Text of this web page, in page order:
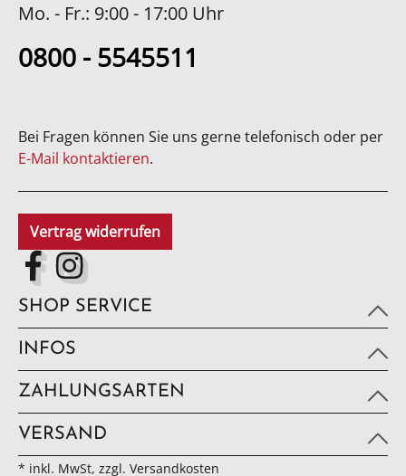
Mo. - Fr.: 9:00 - 17:00 Uhr
0800 - 5545511
Bei Fragen können Sie uns gerne telefonisch oder per
E-Mail kontaktieren.
Vertrag widerrufen
SHOP SERVICE
INFOS
ZAHLUNGSARTEN
VERSAND
* inkl. MwSt, zzgl. Versandkosten